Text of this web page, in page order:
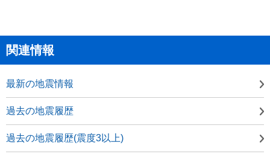
関連情報
最新の地震情報
過去の地震履歴
過去の地震履歴(震度3以上)